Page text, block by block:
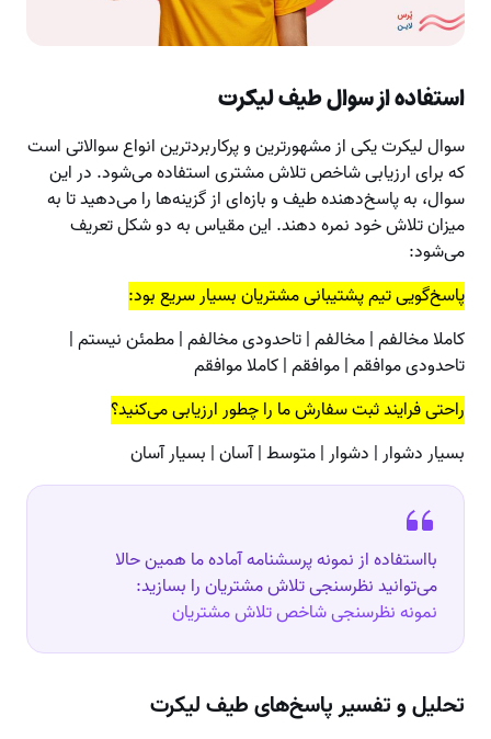
استفاده از سوال طیف لیکرت
سوال لیکرت یکی از مشهورترین و پرکاربردترین انواع سوالاتی است
که برای ارزیابی شاخص تلاش مشتری استفاده می‌شود. در این
سوال، به پاسخ‌دهنده طیف و بازه‌ای از گزینه‌ها را می‌دهید تا به
میزان تلاش خود نمره دهند. این مقیاس به دو شکل تعریف
می‌شود:
پاسخ‌گویی تیم پشتیبانی مشتریان بسیار سریع بود:
کاملا مخالفم | مخالفم | تاحدودی مخالفم | مطمئن نیستم |
تاحدودی موافقم | موافقم | کاملا موافقم
راحتی فرایند ثبت سفارش ما را چطور ارزیابی می‌کنید؟
بسیار دشوار | دشوار | متوسط | آسان | بسیار آسان
بااستفاده از نمونه پرسشنامه آماده ما همین حالا
می‌توانید نظرسنجی تلاش مشتریان را بسازید:
نمونه نظرسنجی شاخص تلاش مشتریان
تحلیل و تفسیر پاسخ‌های طیف لیکرت